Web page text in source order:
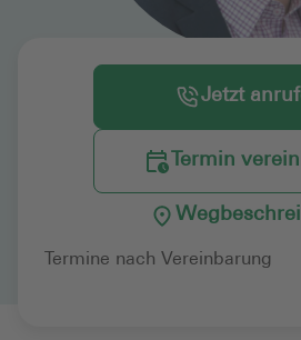
Jetzt
Termin
Termine nach Vereinbarung